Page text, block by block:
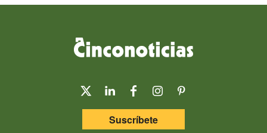
Suscríbete